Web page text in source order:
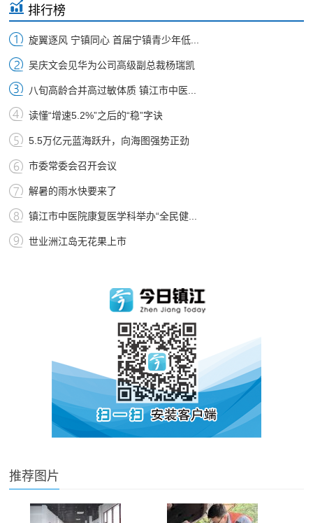
排行榜
旋翼逐风 宁镇同心 首届宁镇青少年低...
吴庆文会见华为公司高级副总裁杨瑞凯
八旬高龄合并高过敏体质 镇江市中医...
读懂“增速5.2%”之后的“稳”字诀
5.5万亿元蓝海跃升，向海图强势正劲
市委常委会召开会议
解暑的雨水快要来了
镇江市中医院康复医学科举办“全民健...
世业洲江岛无花果上市
推荐图片